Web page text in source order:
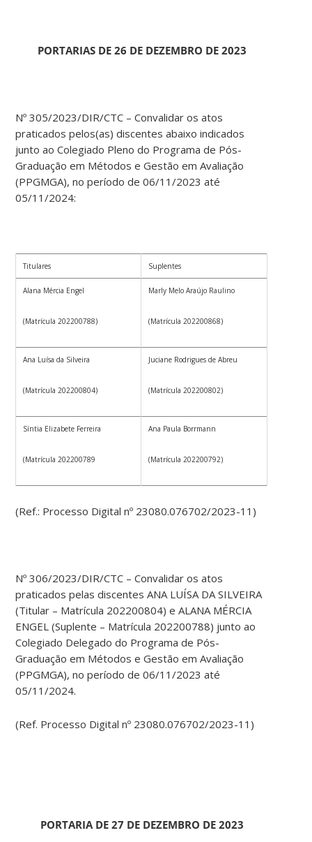
PORTARIAS DE 26 DE DEZEMBRO DE 2023
Nº 305/2023/DIR/CTC – Convalidar os atos
praticados pelos(as) discentes abaixo indicados
junto ao Colegiado Pleno do Programa de Pós-
Graduação em Métodos e Gestão em Avaliação
(PPGMGA), no período de 06/11/2023 até
05/11/2024:
Titulares Suplentes
Alana Mércia Engel
(Matrícula 202200788)
Marly Melo Araújo Raulino
(Matrícula 202200868)
Ana Luísa da Silveira
(Matrícula 202200804)
Juciane Rodrigues de Abreu
(Matrícula 202200802)
Síntia Elizabete Ferreira
(Matrícula 202200789
Ana Paula Borrmann
(Matrícula 202200792)
(Ref.: Processo Digital nº 23080.076702/2023-11)
Nº 306/2023/DIR/CTC – Convalidar os atos
praticados pelas discentes ANA LUÍSA DA SILVEIRA
(Titular – Matrícula 202200804) e ALANA MÉRCIA
ENGEL (Suplente – Matrícula 202200788) junto ao
Colegiado Delegado do Programa de Pós-
Graduação em Métodos e Gestão em Avaliação
(PPGMGA), no período de 06/11/2023 até
05/11/2024.
(Ref. Processo Digital nº 23080.076702/2023-11)
PORTARIA DE 27 DE DEZEMBRO DE 2023